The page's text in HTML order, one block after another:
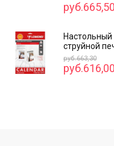
руб.665,50
струйной
руб.663,30
руб.616,00